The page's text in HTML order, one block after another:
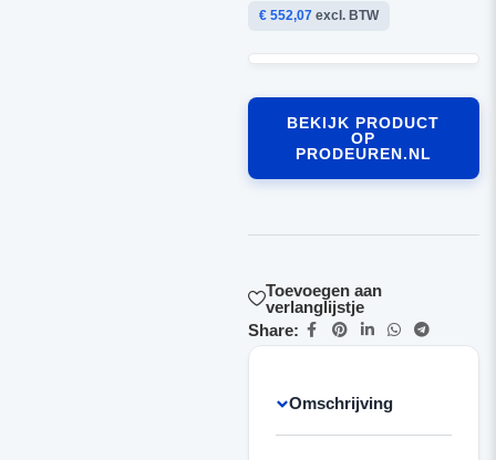
€ 552,07excl. BTW
BEKIJK PRODUCT
OP
PRODEUREN.NL
Toevoegen aan
verlanglijstje
Share:
Omschrijving